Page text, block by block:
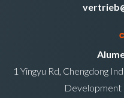
1 Yingyu Rd, Chengdong
Development